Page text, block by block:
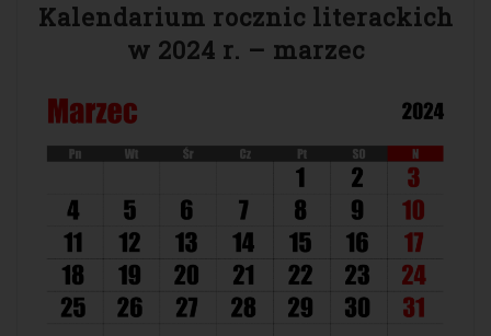
Kalendarium rocznic literackich
w 2024 r. – marzec